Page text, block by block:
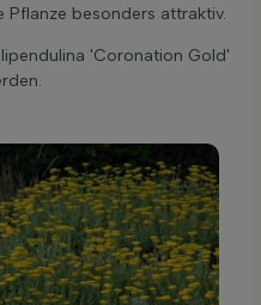
Pflanze besonders attraktiv.
'Coronation Gold'